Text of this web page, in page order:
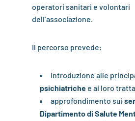
operatori sanitari e volontari
dell’associazione.
Il percorso prevede:
introduzione alle
psichiatrichee ai loro
approfondimento sui
Dipartimento di Salute